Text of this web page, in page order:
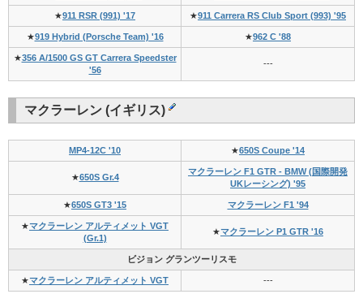
★911 RSR (991) '17 ★911 Carrera RS Club Sport (993) '95
★919 Hybrid (Porsche Team) '16 ★962 C '88
★356 A/1500 GS GT Carrera Speedster
'56
---
マクラーレン (イギリス)
MP4-12C '10 ★650S Coupe '14
★650S Gr.4
マクラーレン F1 GTR - BMW (国際開発
UKレーシング) '95
★650S GT3 '15 マクラーレン F1 '94
★マクラーレン アルティメット VGT
(Gr.1)
★マクラーレン P1 GTR '16
ビジョン グランツーリスモ
★マクラーレン アルティメット VGT ---